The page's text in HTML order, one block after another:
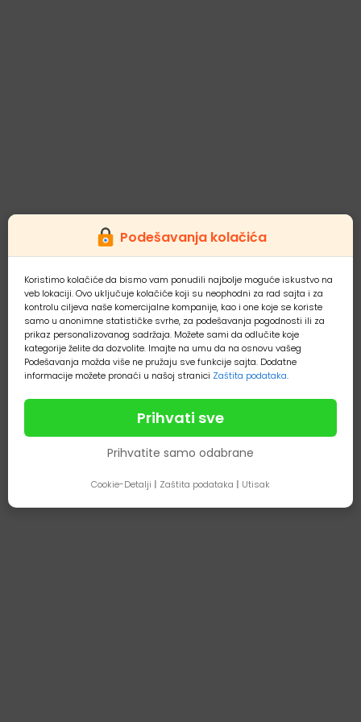
Podešavanja kolačića
Koristimo kolačiće da bismo vam ponudili najbolje moguće iskustvo na
veb lokaciji. Ovo uključuje kolačiće koji su neophodni za rad sajta i za
kontrolu ciljeva naše komercijalne kompanije, kao i one koje se koriste
samo u anonimne statističke svrhe, za podešavanja pogodnosti ili za
prikaz personalizovanog sadržaja. Možete sami da odlučite koje
kategorije želite da dozvolite. Imajte na umu da na osnovu vašeg
Podešavanja možda više ne pružaju sve funkcije sajta. Dodatne
informacije možete pronaći u našoj stranici Zaštita podataka.
Prihvati sve
Prihvatite samo odabrane
Cookie-Detalji | Zaštita podataka | Utisak